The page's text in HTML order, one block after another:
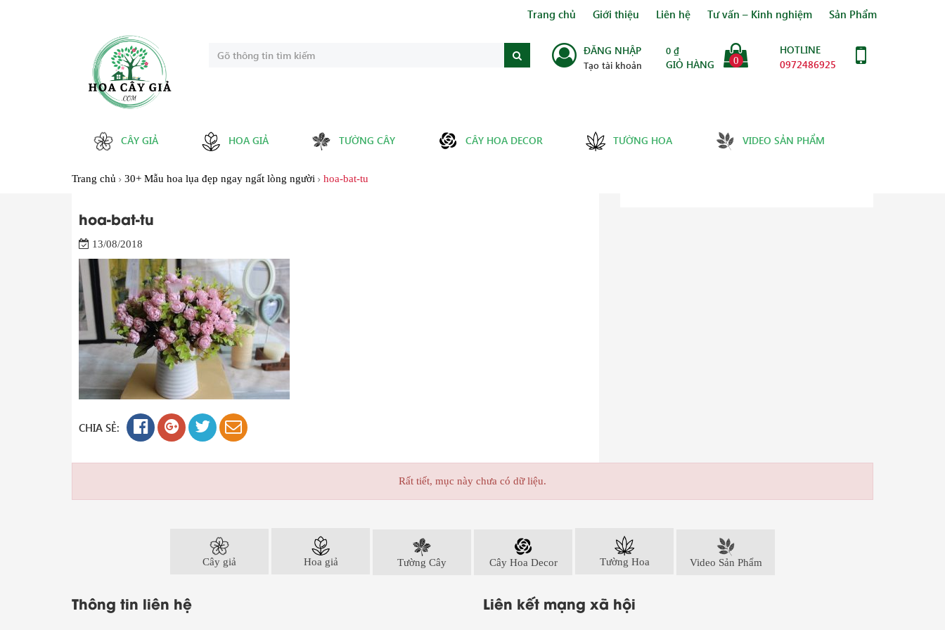
Trang chủ Giới thiệu Liên hệ Tư vấn – Kinh nghiệm Sản Phẩm
ĐĂNG NHẬP
Tạo tài khoản
0 ₫
GIỎ HÀNG 0
HOTLINE
0972486925
CÂY GIẢ HOA GIẢ TƯỜNG CÂY CÂY HOA DECOR TƯỜNG HOA VIDEO SẢN PHẨM
Trang chủ 30+ Mẫu hoa lụa đẹp ngay ngất lòng người hoa-bat-tu
hoa-bat-tu
13/08/2018
CHIA SẺ:
Rất tiết, mục này chưa có dữ liệu.
Cây giả Hoa giả Tường Cây Cây Hoa Decor Tường Hoa Video Sản Phẩm
Thông tin liên hệ Liên kết mạng xã hội